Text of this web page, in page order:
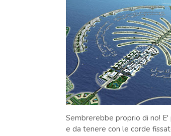
Sembrerebbe proprio di no!
e da tenere con le corde